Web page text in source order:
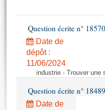
Projets de loi
Propositions de loi
Amendements
Textes adoptés
Rapports d'information
Rapports d'enquête
( Constitution | Règlement
Histoire
Juniors
Anciennes législatures
Liens vers les sites
Contacts et plan
Photos libres de droit
Question écrite n°
Date de
dépôt :
11/06/2024
industrie - Trouver une
Question écrite n°
Date de